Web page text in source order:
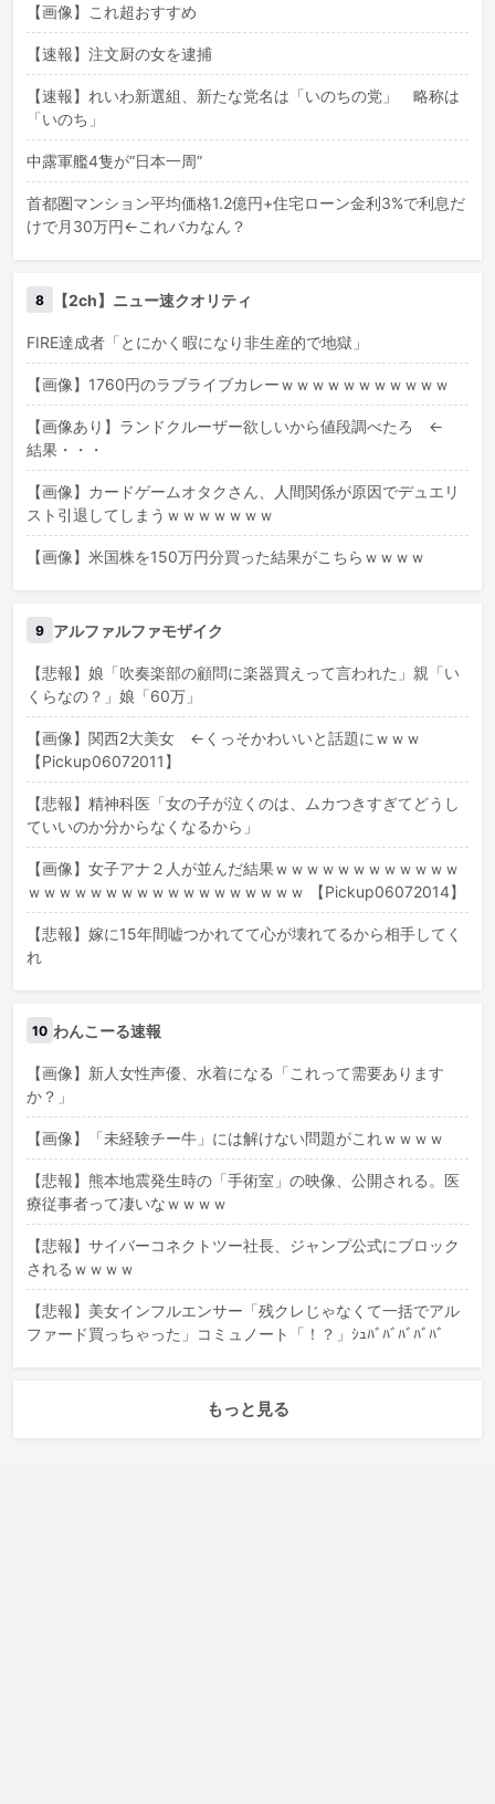
【画像】これ超おすすめ
【速報】注文厨の女を逮捕
【速報】れいわ新選組、新たな党名は「いのちの党」 略称は
「いのち」
中露軍艦4隻が“日本一周”
首都圏マンション平均価格1.2億円+住宅ローン金利3%で利息だ
けで月30万円←これバカなん？
8 【2ch】ニュー速クオリティ
FIRE達成者「とにかく暇になり非生産的で地獄」
【画像】1760円のラブライブカレーｗｗｗｗｗｗｗｗｗｗｗ
【画像あり】ランドクルーザー欲しいから値段調べたろ ←
結果・・・
【画像】カードゲームオタクさん、人間関係が原因でデュエリ
スト引退してしまうｗｗｗｗｗｗｗ
【画像】米国株を150万円分買った結果がこちらｗｗｗｗ
9 アルファルファモザイク
【悲報】娘「吹奏楽部の顧問に楽器買えって言われた」親「い
くらなの？」娘「60万」
【画像】関西2大美女 ←くっそかわいいと話題にｗｗｗ
【Pickup06072011】
【悲報】精神科医「女の子が泣くのは、ムカつきすぎてどうし
ていいのか分からなくなるから」
【画像】女子アナ２人が並んだ結果ｗｗｗｗｗｗｗｗｗｗｗｗ
ｗｗｗｗｗｗｗｗｗｗｗｗｗｗｗｗｗｗ 【Pickup06072014】
【悲報】嫁に15年間嘘つかれてて心が壊れてるから相手してく
れ
10 わんこーる速報
【画像】新人女性声優、水着になる「これって需要あります
か？」
【画像】「未経験チー牛」には解けない問題がこれｗｗｗｗ
【悲報】熊本地震発生時の「手術室」の映像、公開される。医
療従事者って凄いなｗｗｗｗ
【悲報】サイバーコネクトツー社長、ジャンプ公式にブロック
されるｗｗｗｗ
【悲報】美女インフルエンサー「残クレじゃなくて一括でアル
ファード買っちゃった」コミュノート「！？」ｼｭﾊﾞﾊﾞﾊﾞﾊﾞﾊﾞ
もっと見る